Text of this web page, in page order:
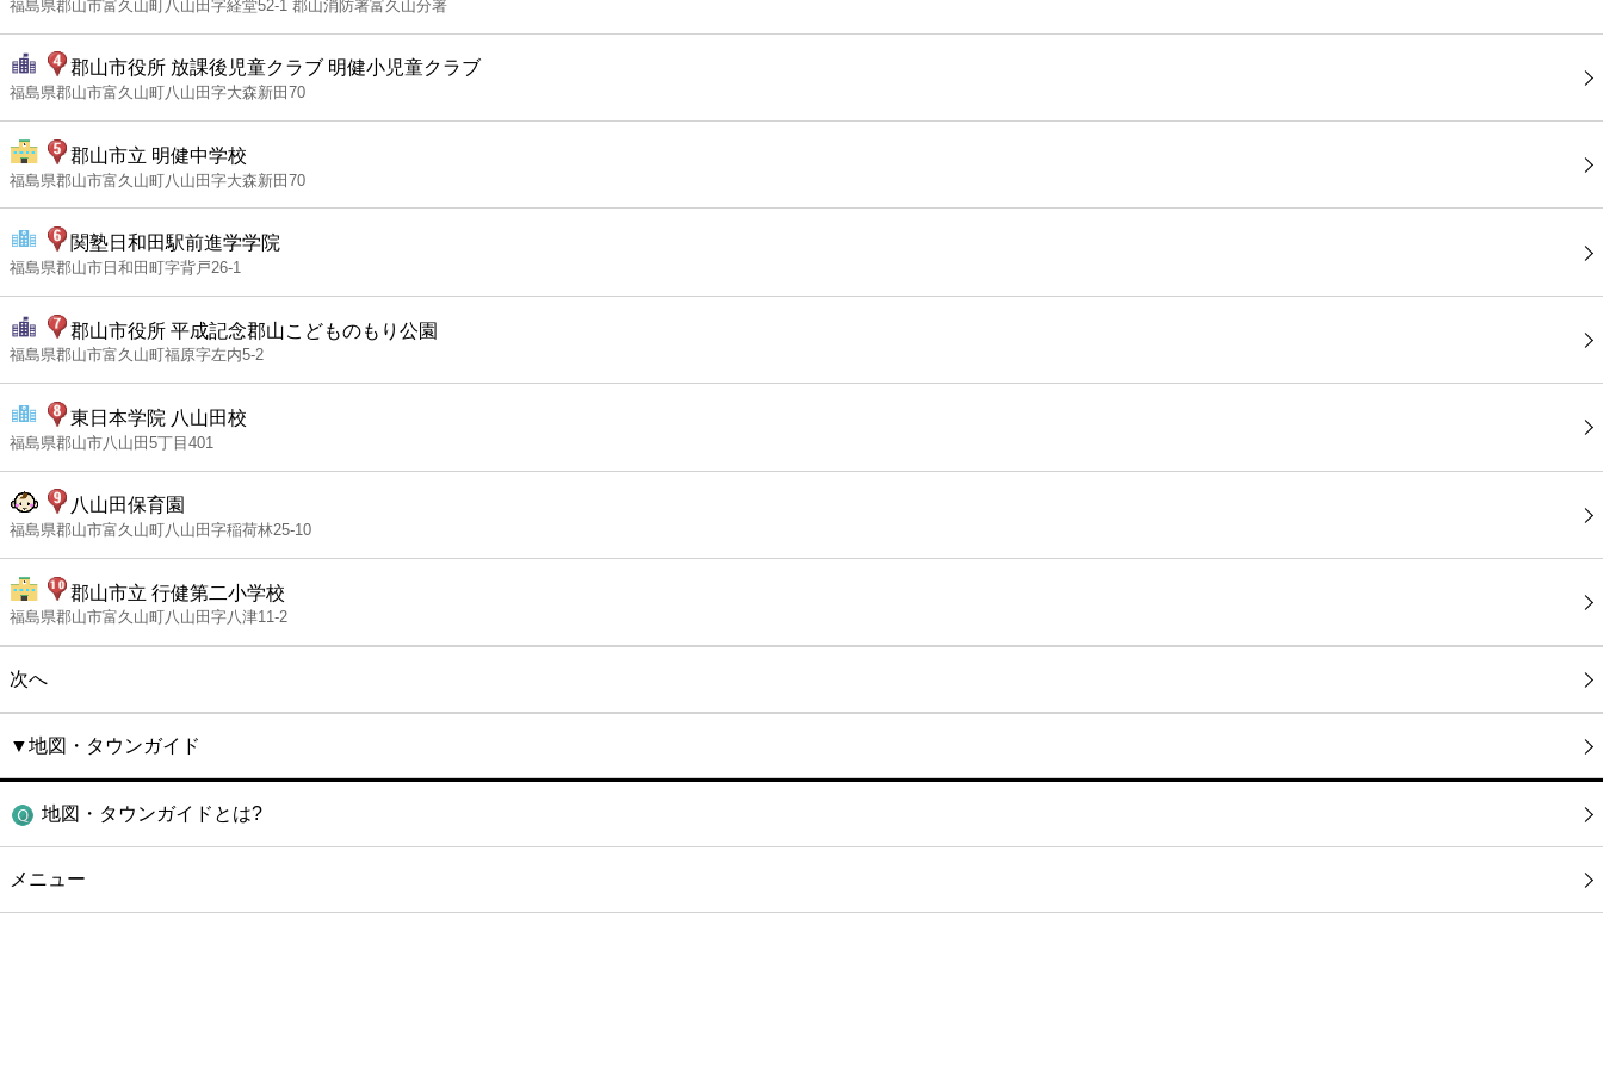
福島県郡山市富久山町八山田字経堂52-1 郡山消防署富久山分署
郡山市役所 放課後児童クラブ 明健小児童クラブ
福島県郡山市富久山町八山田字大森新田70
郡山市立 明健中学校
福島県郡山市富久山町八山田字大森新田70
関塾日和田駅前進学学院
福島県郡山市日和田町字背戸26-1
郡山市役所 平成記念郡山こどものもり公園
福島県郡山市富久山町福原字左内5-2
東日本学院 八山田校
福島県郡山市八山田5丁目401
八山田保育園
福島県郡山市富久山町八山田字稲荷林25-10
郡山市立 行健第二小学校
福島県郡山市富久山町八山田字八津11-2
次へ
▼地図・タウンガイド
地図・タウンガイドとは?
メニュー